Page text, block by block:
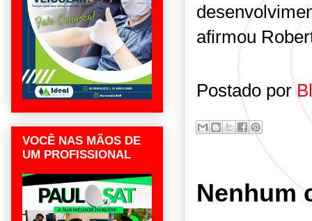
afirmou
Postado por
Nenhum
VOCÊ NAS MÃOS DE
UM PROFISSIONAL